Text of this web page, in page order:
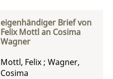
eigenhändiger Brief von
Felix Mottl an Cosima
Wagner
Mottl, Felix ; Wagner,
Cosima